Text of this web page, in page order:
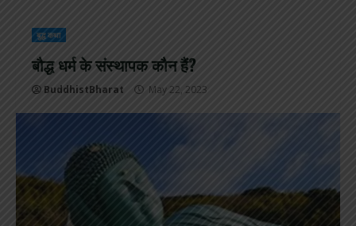
बुद्ध कथा
बौद्ध धर्म के संस्थापक कौन हैं?
BuddhistBharat May 22, 2023